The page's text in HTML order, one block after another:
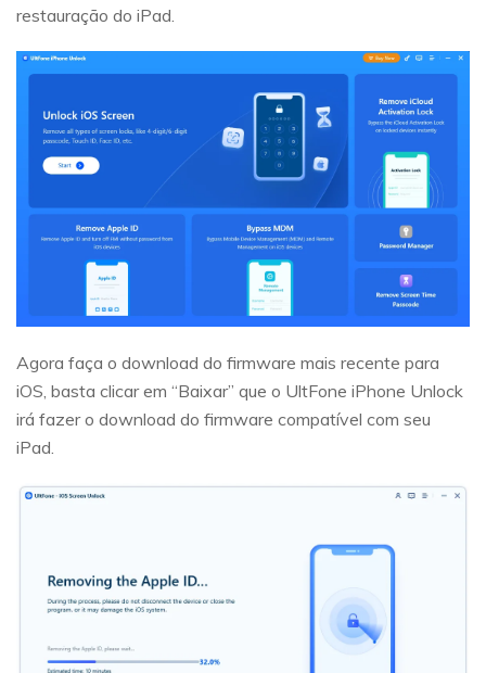
restauração do iPad.
Agora faça o download do firmware mais recente para
iOS, basta clicar em “Baixar” que o UltFone iPhone Unlock
irá fazer o download do firmware compatível com seu
iPad.